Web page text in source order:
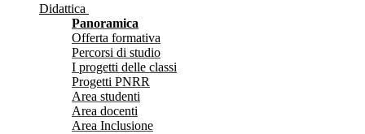
Didattica
Panoramica
Offerta formativa
Percorsi di studio
I progetti delle classi
Progetti PNRR
Area studenti
Area docenti
Area Inclusione